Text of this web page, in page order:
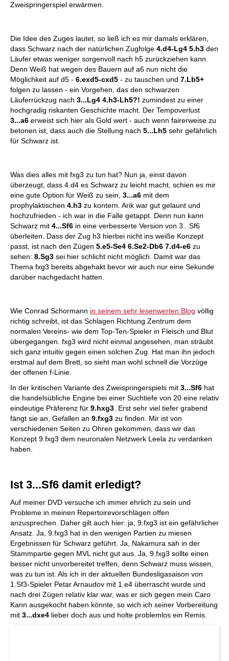
Zweispringerspiel erwärmen.
Die Idee des Zuges lautet, so ließ ich es mir damals erklären,
dass Schwarz nach der natürlichen Zugfolge 4.d4-Lg4 5.h3 den
Läufer etwas weniger sorgenvoll nach h5 zurückziehen kann.
Denn Weiß hat wegen des Bauern auf a6 nun nicht die
Möglichkeit auf d5 - 6.exd5-cxd5 - zu tauschen und 7.Lb5+
folgen zu lassen - ein Vorgehen, das den schwarzen
Läuferrückzug nach 3...Lg4 4.h3-Lh5?! zumindest zu einer
hochgradig riskanten Geschichte macht. Der Tempoverlust
3...a6 erweist sich hier als Gold wert - auch wenn fairerweise zu
betonen ist, dass auch die Stellung nach 5...Lh5 sehr gefährlich
für Schwarz ist.
Was dies alles mit fxg3 zu tun hat? Nun ja, einst davon
überzeugt, dass 4.d4 es Schwarz zu leicht macht, schien es mir
eine gute Option für Weiß zu sein, 3...a6 mit dem
prophylaktischen 4.h3 zu kontern. Arik war gut gelaunt und
hochzufrieden - ich war in die Falle getappt. Denn nun kann
Schwarz mit 4...Sf6 in eine verbesserte Version von 3...Sf6
überleiten. Dass der Zug h3 hierbei nicht ins weiße Konzept
passt, ist nach den Zügen 5.e5-Se4 6.Se2-Db6 7.d4-e6 zu
sehen: 8.Sg3 sei hier schlicht nicht möglich. Damit war das
Thema fxg3 bereits abgehakt bevor wir auch nur eine Sekunde
darüber nachgedacht hatten.
Wie Conrad Schormann in seinem sehr lesenwerten Blog völlig
richtig schreibt, ist das Schlagen Richtung Zentrum dem
normalen Vereins- wie dem Top-Ten-Spieler in Fleisch und Blut
übergegangen. fxg3 wird nicht einmal angesehen, man sträubt
sich ganz intuitiv gegen einen solchen Zug. Hat man ihn jedoch
erstmal auf dem Brett, so sieht man wohl schnell die Vorzüge
der offenen f-Linie.
In der kritischen Variante des Zweispringerspiels mit 3...Sf6 hat
die handelsübliche Engine bei einer Suchtiefe von 20 eine relativ
eindeutige Präferenz für 9.hxg3 . Erst sehr viel tiefer grabend
fängt sie an, Gefallen an 9.fxg3 zu finden. Mir ist von
verschiedenen Seiten zu Ohren gekommen, dass wir das
Konzept 9.fxg3 dem neuronalen Netzwerk Leela zu verdanken
haben.
Ist 3...Sf6 damit erledigt?
Auf meiner DVD versuche ich immer ehrlich zu sein und
Probleme in meinen Repertoirevorschlägen offen
anzusprechen. Daher gilt auch hier: ja, 9.fxg3 ist ein gefährlicher
Ansatz. Ja, 9.fxg3 hat in den wenigen Partien zu miesen
Ergebnissen für Schwarz geführt. Ja, Nakamura sah in der
Stammpartie gegen MVL nicht gut aus. Ja, 9.fxg3 sollte einen
besser nicht unvorbereitet treffen, denn Schwarz muss wissen,
was zu tun ist. Als ich in der aktuellen Bundesligasaison von
1.Sf3-Spieler Petar Arnaudov mit 1.e4 überrascht wurde und
nach drei Zügen relativ klar war, was er sich gegen mein Caro
Kann ausgekocht haben könnte, so wich ich seiner Vorbereitung
mit 3...dxe4 lieber doch aus und holte problemlos ein Remis.